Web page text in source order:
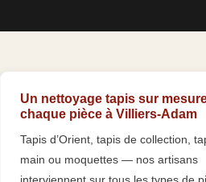
Un nettoyage tapis sur
chaque pièce à Villiers-Adam
Tapis d’Orient, tapis de collection,
main ou moquettes — nos artisans